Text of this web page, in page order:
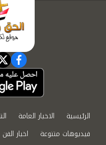
الرئيسية الاخبار العامة
فيديوهات متنوعة
اخبار الفن